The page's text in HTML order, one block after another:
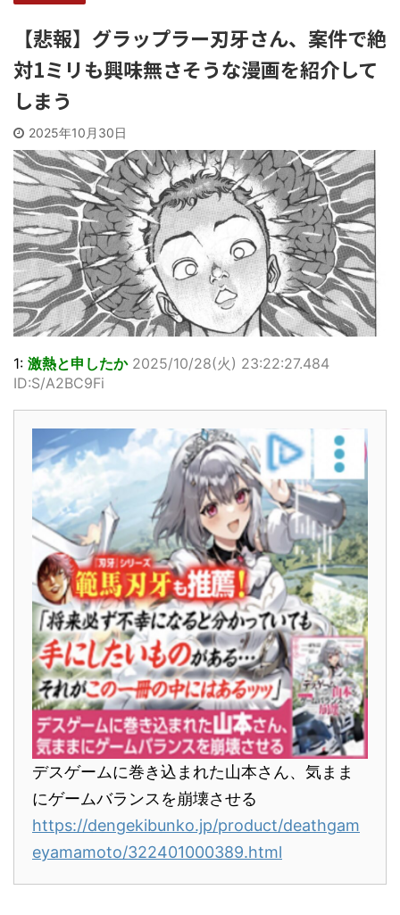
【悲報】グラップラー刃牙さん、案件で絶
対1ミリも興味無さそうな漫画を紹介して
しまう
2025年10月30日
1: 激熱と申したか 2025/10/28(火) 23:22:27.484
ID:S/A2BC9Fi
デスゲームに巻き込まれた山本さん、気まま
にゲームバランスを崩壊させる
https://dengekibunko.jp/product/deathgam
eyamamoto/322401000389.html